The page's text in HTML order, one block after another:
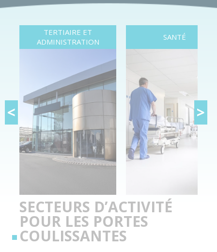
TERTIAIRE ET
ADMINISTRATION
SANTÉ
< >
SECTEURS D’ACTIVITÉ
POUR LES PORTES
COULISSANTES